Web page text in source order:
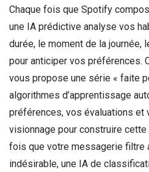
Chaque fois que Spotify
une IA prédictive analyse vos
durée, le moment de la journée,
pour anticiper vos préférences.
vous propose une série « faite
algorithmes d’apprentissage
préférences, vos évaluations et
visionnage pour construire cette
fois que votre messagerie filtre
indésirable, une IA de